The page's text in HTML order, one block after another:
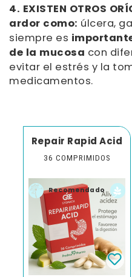
4. EXISTEN OTROS
ardor como: úlcera,
siempre es
de la mucosa con
evitar el estrés y la
medicamentos.
Repair Rapid Acid
36 COMPRIMIDOS
Recomendado